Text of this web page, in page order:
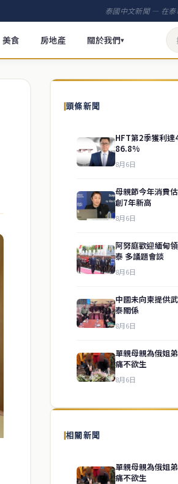
泰國中文新聞 — 在泰
美食 房地產 關於我們▾
頭條新聞
HFT第2季獲利
86.8%
8月6日
母親節今年消費
創7年新高
8月6日
阿努庭歡迎緬甸
泰 多議題會談
8月6日
中國未向柬提供
泰關係
8月6日
單親母親為俄姐
痛不欲生
8月6日
相關新聞
單親母親為俄姐
痛不欲生